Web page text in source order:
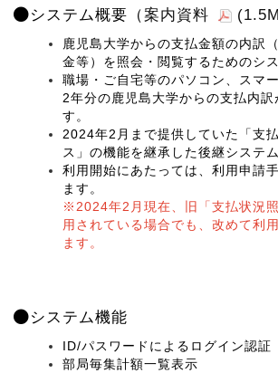
システム概要（案内資料
鹿児島大学からの支払金額の内訳
金等）を照会・閲覧するためのシス
職場・ご自宅等のパソコン、スマ
2年分の鹿児島大学からの支払内訳
す。
2024年2月まで提供していた「支
ス」の機能を継承した後継システ
利用開始にあたっては、利用申請
ます。
※2024年2月現在、旧「支払状況
用されている場合でも、改めて利
ます。
システム機能
ID/パスワードによるログイン認証
部局毎集計額一覧表示